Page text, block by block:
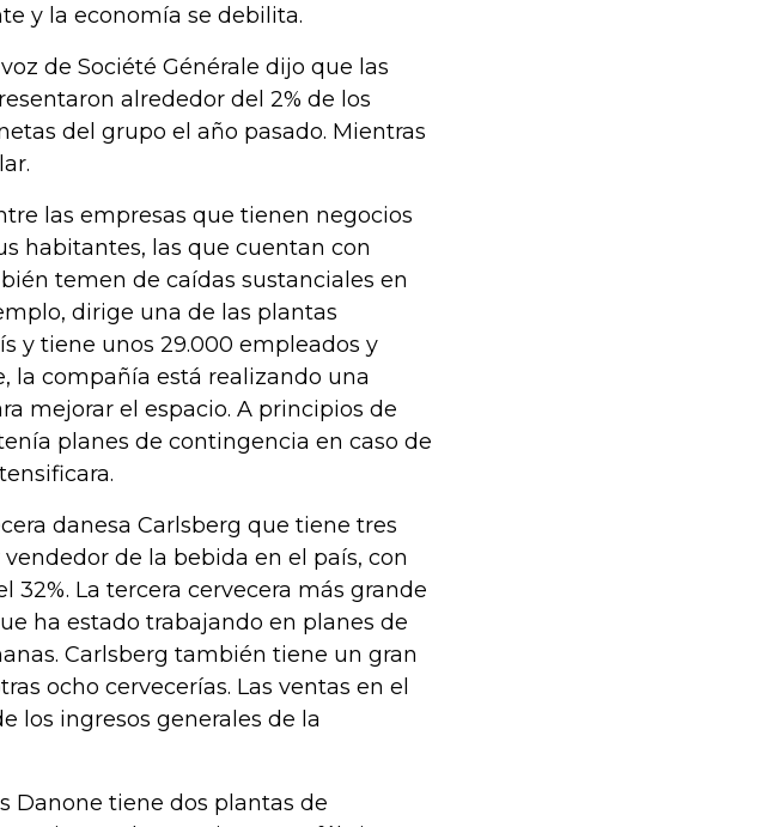
y la economía se debilita.
de Société Générale dijo que las
alrededor del 2% de los
del grupo el año pasado. Mientras
las empresas que tienen negocios
habitantes, las que cuentan con
temen de caídas sustanciales en
dirige una de las plantas
y tiene unos 29.000 empleados y
la compañía está realizando una
mejorar el espacio. A principios de
planes de contingencia en caso de
danesa Carlsberg que tiene tres
de la bebida en el país, con
La tercera cervecera más grande
ha estado trabajando en planes de
Carlsberg también tiene un gran
ocho cervecerías. Las ventas en el
los ingresos generales de la
Danone tiene dos plantas de